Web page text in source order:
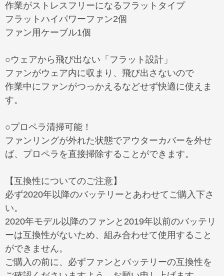
作業がストレスフリーになるフラットタイプ
フラットハイパワーファン2個
ファン用ケーブル1個
○ウェアから飛び出ない「フラット設計」
ファンがウェア内に収まり、飛び出さないので
作業中にファンがつっかえるなどせず快適に使えま
す。
○プロペラ清掃可能！
ファンリングが外れた状態でアウターカバーを外せ
ば、プロペラを直接掃除することができます。
【互換性についてのご注意】
必ず2020年以降のバッテリーとあわせてご購入下さ
い。
2020年モデル以降のファンと2019年以前のバッテリ
ーは互換性がないため、組み合わせて使用すること
ができません。
ご購入の前に、必ずファンとバッテリーの互換性を